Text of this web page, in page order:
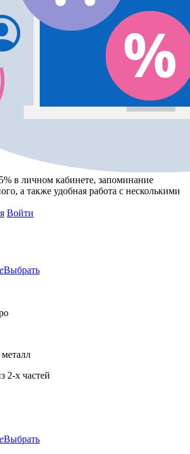
в личном кабинете, запоминание
, а также удобная работа с несколькими
Войти
Выбрать
2-х частей
Выбрать